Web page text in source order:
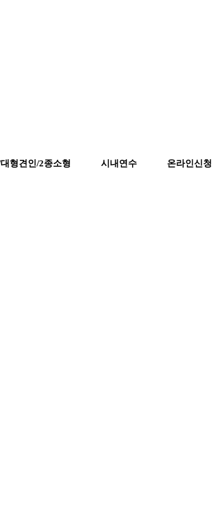
형견인/2종소형 시내연수 온라인신청